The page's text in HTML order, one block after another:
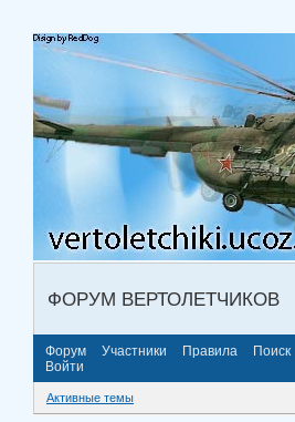
ФОРУМ ВЕРТОЛЕТЧИКОВ
Форум Участники Правила Поиск
Войти
Активные темы